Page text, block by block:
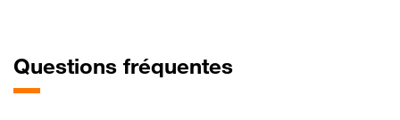
Questions fréquentes